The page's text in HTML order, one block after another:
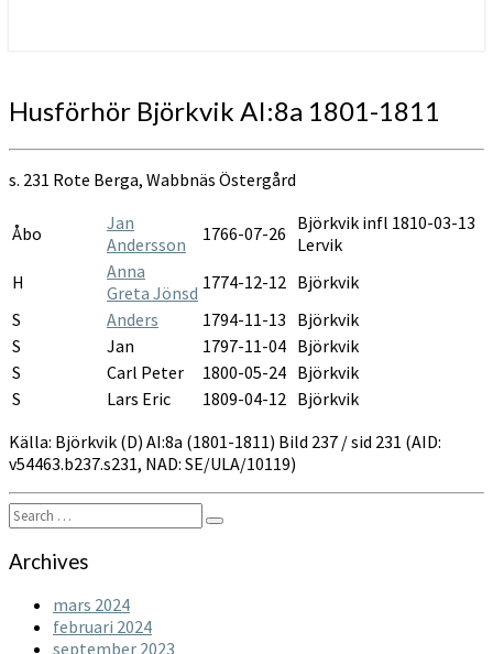
Husförhör
Björkvik
AI:8a
1801-
1811
Husförhör Björkvik AI:8a 1801-1811
s. 231 Rote Berga, Wabbnäs Östergård
Åbo
Jan
Andersson
1766-07-26 Björkvik infl 1810-03-13
Lervik
H
Anna
Greta Jönsd 1774-12-12 Björkvik
S
Anders 1794-11-13 Björkvik
S
Jan 1797-11-04 Björkvik
S
Carl Peter 1800-05-24 Björkvik
S
Lars Eric 1809-04-12 Björkvik
Källa: Björkvik (D) AI:8a (1801-1811) Bild 237 / sid 231 (AID:
v54463.b237.s231, NAD: SE/ULA/10119)
Search
for:
Search
Archives
mars 2024
februari 2024
september 2023